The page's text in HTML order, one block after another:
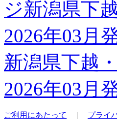
新潟県下越
2026年03月
ご利用にあたって | プライ